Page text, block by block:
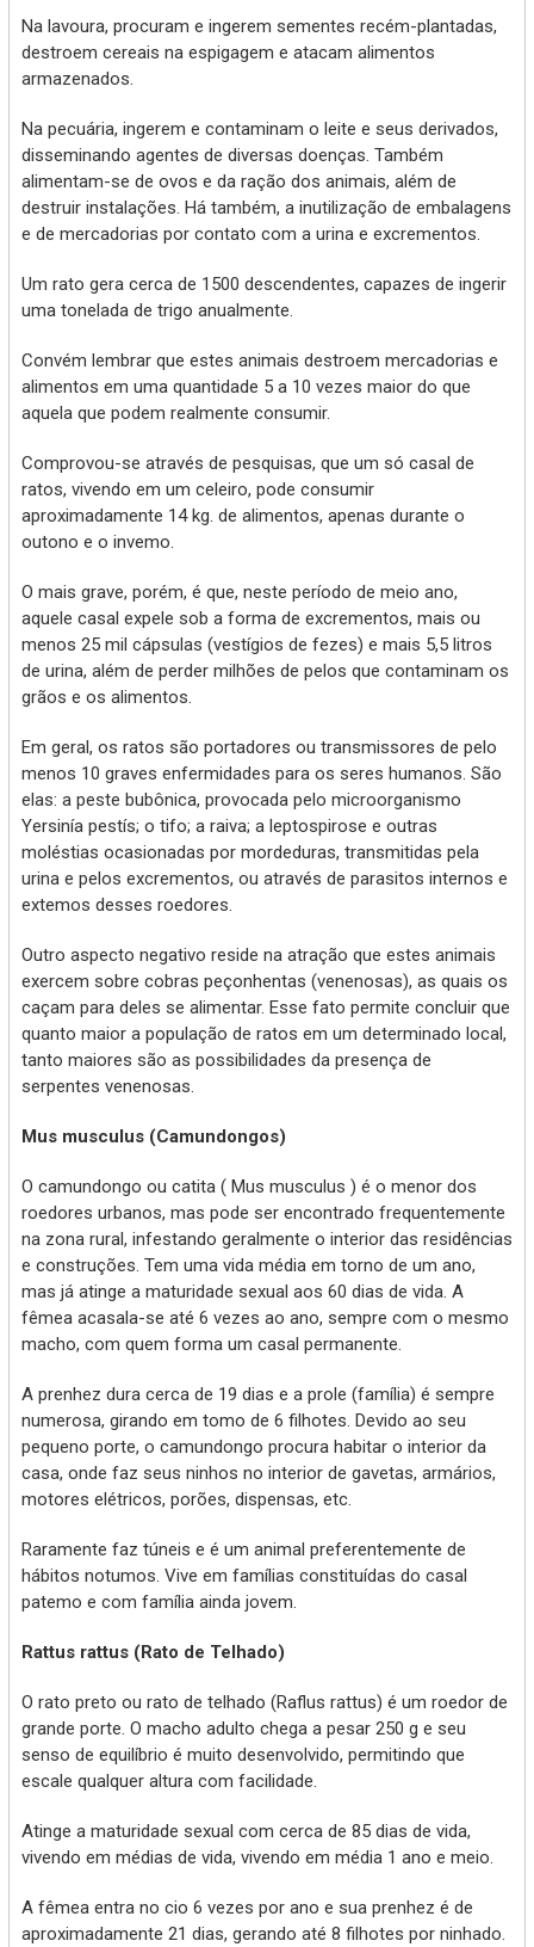
Na lavoura, procuram e ingerem sementes recém-plantadas,
destroem cereais na espigagem e atacam alimentos
armazenados.
Na pecuária, ingerem e contaminam o leite e seus derivados,
disseminando agentes de diversas doenças. Também
alimentam-se de ovos e da ração dos animais, além de
destruir instalações. Há também, a inutilização de embalagens
e de mercadorias por contato com a urina e excrementos.
Um rato gera cerca de 1500 descendentes, capazes de ingerir
uma tonelada de trigo anualmente.
Convém lembrar que estes animais destroem mercadorias e
alimentos em uma quantidade 5 a 10 vezes maior do que
aquela que podem realmente consumir.
Comprovou-se através de pesquisas, que um só casal de
ratos, vivendo em um celeiro, pode consumir
aproximadamente 14 kg. de alimentos, apenas durante o
outono e o invemo.
O mais grave, porém, é que, neste período de meio ano,
aquele casal expele sob a forma de excrementos, mais ou
menos 25 mil cápsulas (vestígios de fezes) e mais 5,5 litros
de urina, além de perder milhões de pelos que contaminam os
grãos e os alimentos.
Em geral, os ratos são portadores ou transmissores de pelo
menos 10 graves enfermidades para os seres humanos. São
elas: a peste bubônica, provocada pelo microorganismo
Yersinía pestís; o tifo; a raiva; a leptospirose e outras
moléstias ocasionadas por mordeduras, transmitidas pela
urina e pelos excrementos, ou através de parasitos internos e
extemos desses roedores.
Outro aspecto negativo reside na atração que estes animais
exercem sobre cobras peçonhentas (venenosas), as quais os
caçam para deles se alimentar. Esse fato permite concluir que
quanto maior a população de ratos em um determinado local,
tanto maiores são as possibilidades da presença de
serpentes venenosas.
Mus musculus (Camundongos)
O camundongo ou catita ( Mus musculus ) é o menor dos
roedores urbanos, mas pode ser encontrado frequentemente
na zona rural, infestando geralmente o interior das residências
e construções. Tem uma vida média em torno de um ano,
mas já atinge a maturidade sexual aos 60 dias de vida. A
fêmea acasala-se até 6 vezes ao ano, sempre com o mesmo
macho, com quem forma um casal permanente.
A prenhez dura cerca de 19 dias e a prole (família) é sempre
numerosa, girando em tomo de 6 filhotes. Devido ao seu
pequeno porte, o camundongo procura habitar o interior da
casa, onde faz seus ninhos no interior de gavetas, armários,
motores elétricos, porões, dispensas, etc.
Raramente faz túneis e é um animal preferentemente de
hábitos notumos. Vive em famílias constituídas do casal
patemo e com família ainda jovem.
Rattus rattus (Rato de Telhado)
O rato preto ou rato de telhado (Raflus rattus) é um roedor de
grande porte. O macho adulto chega a pesar 250 g e seu
senso de equilíbrio é muito desenvolvido, permitindo que
escale qualquer altura com facilidade.
Atinge a maturidade sexual com cerca de 85 dias de vida,
vivendo em médias de vida, vivendo em média 1 ano e meio.
A fêmea entra no cio 6 vezes por ano e sua prenhez é de
aproximadamente 21 dias, gerando até 8 filhotes por ninhado.